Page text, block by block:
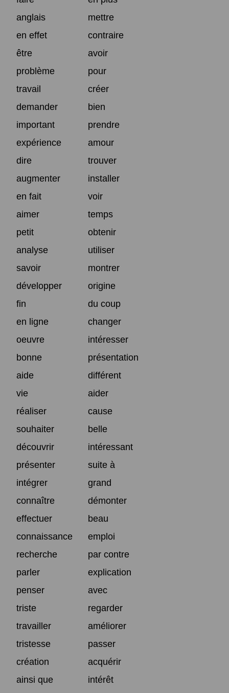
anglais
mettre
en effet
contraire
être
avoir
problème
pour
travail
créer
demander
bien
important
prendre
expérience
amour
dire
trouver
augmenter
installer
en fait
voir
aimer
temps
petit
obtenir
analyse
utiliser
savoir
montrer
développer
origine
fin
du coup
en ligne
changer
oeuvre
intéresser
bonne
présentation
aide
différent
vie
aider
réaliser
cause
souhaiter
belle
découvrir
intéressant
présenter
suite à
intégrer
grand
connaître
démonter
effectuer
beau
connaissance
emploi
recherche
par contre
parler
explication
penser
avec
triste
regarder
travailler
améliorer
tristesse
passer
création
acquérir
ainsi que
intérêt